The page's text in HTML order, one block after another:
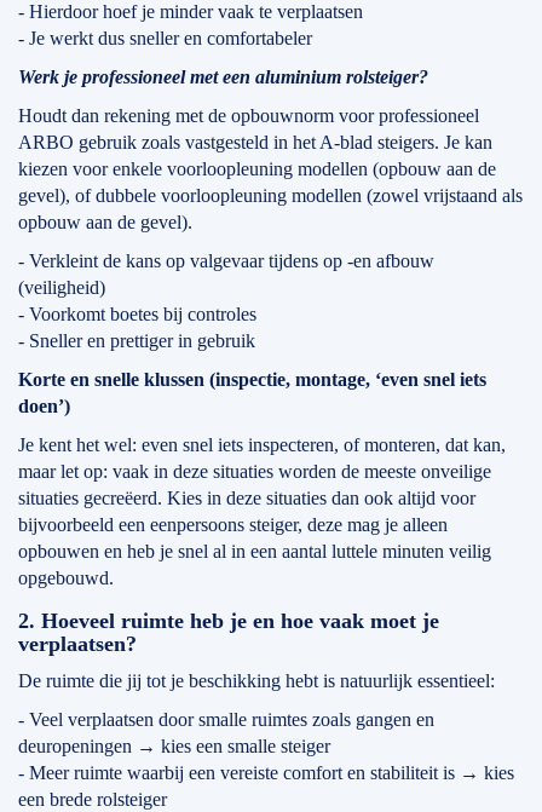
- Hierdoor hoef je minder vaak te verplaatsen
- Je werkt dus sneller en comfortabeler
Werk je professioneel met een aluminium rolsteiger?
Houdt dan rekening met de opbouwnorm voor professioneel
ARBO gebruik zoals vastgesteld in het A-blad steigers. Je kan
kiezen voor enkele voorloopleuning modellen (opbouw aan de
gevel), of dubbele voorloopleuning modellen (zowel vrijstaand als
opbouw aan de gevel).
- Verkleint de kans op valgevaar tijdens op -en afbouw
(veiligheid)
- Voorkomt boetes bij controles
- Sneller en prettiger in gebruik
Korte en snelle klussen (inspectie, montage, ‘even snel iets
doen’)
Je kent het wel: even snel iets inspecteren, of monteren, dat kan,
maar let op: vaak in deze situaties worden de meeste onveilige
situaties gecreëerd. Kies in deze situaties dan ook altijd voor
bijvoorbeeld een eenpersoons steiger, deze mag je alleen
opbouwen en heb je snel al in een aantal luttele minuten veilig
opgebouwd.
2. Hoeveel ruimte heb je en hoe vaak moet je
verplaatsen?
De ruimte die jij tot je beschikking hebt is natuurlijk essentieel:
- Veel verplaatsen door smalle ruimtes zoals gangen en
deuropeningen → kies een smalle steiger
- Meer ruimte waarbij een vereiste comfort en stabiliteit is → kies
een brede rolsteiger